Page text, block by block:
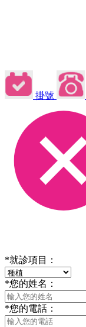
掛號
*就診項目：
*您的姓名：
*您的電話：